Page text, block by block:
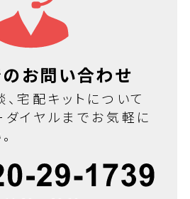
お問い合わせ
宅配キットについて
ダイヤルまでお気軽に